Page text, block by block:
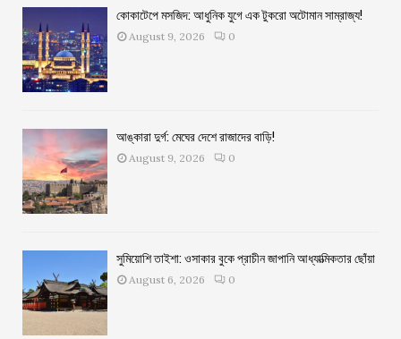
কোকাটেপে মসজিদ: আধুনিক যুগে এক টুকরো অটোমান সাম্রাজ্য!
August 9, 2026 0
আঙ্কারা দুর্গ: মেঘের দেশে রাজাদের বাড়ি!
August 9, 2026 0
সুমিয়োশি তাইশা: ওসাকার বুকে প্রাচীন জাপানি আধ্যাত্মিকতার ছোঁয়া
August 6, 2026 0